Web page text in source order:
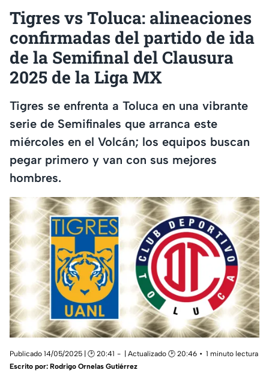
Tigres vs Toluca: alineaciones
confirmadas del partido de ida
de la Semifinal del Clausura
2025 de la Liga MX
Tigres se enfrenta a Toluca en una vibrante
serie de Semifinales que arranca este
miércoles en el Volcán; los equipos buscan
pegar primero y van con sus mejores
hombres.
Publicado 14/05/2025 | 🕑 20:41 | Actualizado 🕑 20:46
1 minuto lectura
Escrito por: Rodrigo Ornelas Gutiérrez